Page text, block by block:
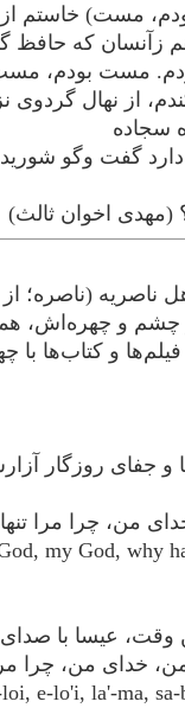
مست) خاستم
زآنسان که حافظ
مست بودم،
از نهال گردوی
سجاده
گفت وگو
(مهدی اخوان ثالث)
(ناصره؛‌ از
و چهره‌اش،
و کتاب‌ها با
جفای روزگار
من، چرا مرا
my God, why
عیسا با صدای
خدای من، چرا
e-lo'i, la'-ma,